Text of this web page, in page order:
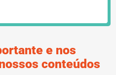
e nos
conteúdos